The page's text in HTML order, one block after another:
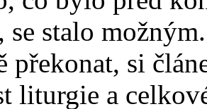
se stalo
překonat, si
liturgie a